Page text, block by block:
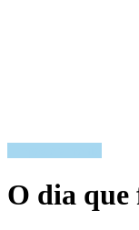
O dia